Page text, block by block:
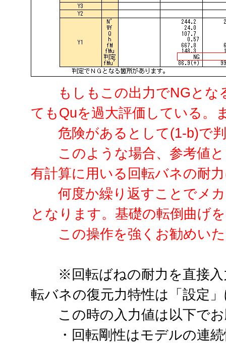
もしもこの出力でNGと
てもQuを過大評価している。
危険があるとして(1-b)で判
このような場合、参考値と
有計算に用いる回転バネの耐
何度か繰り返すことでメカ
となります。基礎の転倒曲げ
この操作を強くお勧めいた
※回転ばねの耐力を直接入
転バネの復元力特性は「設定
この時の入力値は以下でお
・回転剛性はモデルの連続